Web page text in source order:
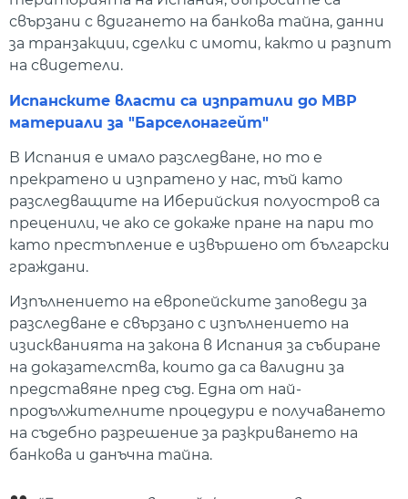
свързани с вдигането на банкова тайна, данни
за транзакции, сделки с имоти, както и разпит
на свидетели.
Испанските власти са изпратили до МВР
материали за "Барселонагейт"
В Испания е имало разследване, но то е
прекратено и изпратено у нас, тъй като
разследващите на Иберийския полуостров са
преценили, че ако се докаже пране на пари то
като престъпление е извършено от български
граждани.
Изпълнението на европейските заповеди за
разследване е свързано с изпълнението на
изискванията на закона в Испания за събиране
на доказателства, които да са валидни за
представяне пред съд. Една от най-
продължителните процедури е получаването
на съдебно разрешение за разкриването на
банкова и данъчна тайна.